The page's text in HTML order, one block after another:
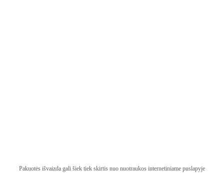
Pakuotės išvaizda gali šiek tiek skirtis nuo nuotraukos internetiniame puslapyje